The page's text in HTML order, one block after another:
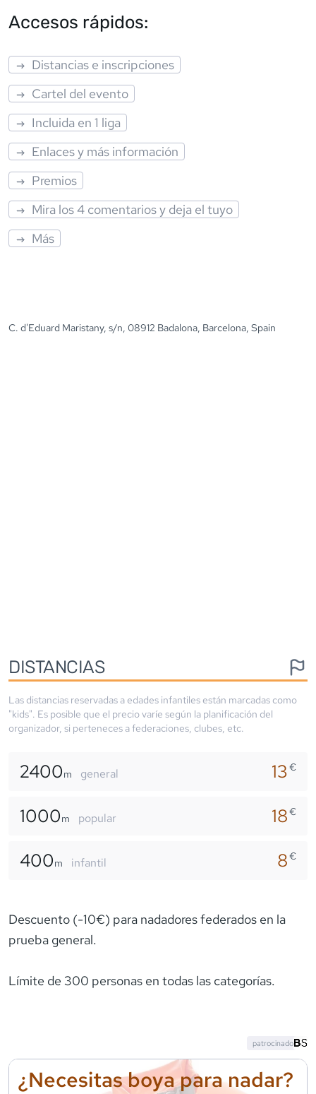
Accesos rápidos:
Distancias e inscripciones
Cartel del evento
Incluida en 1 liga
Enlaces y más información
Premios
Mira los 4 comentarios y deja el tuyo
Más
C. d'Eduard Maristany, s/n, 08912 Badalona, Barcelona, Spain
DISTANCIAS
Las distancias reservadas a edades infantiles están marcadas como
"kids". Es posible que el precio varíe según la planificación del
organizador, si perteneces a federaciones, clubes, etc.
2400m general 13€
1000m popular 18€
400m infantil 8€
Descuento (-10€) para nadadores federados en la
prueba general.
Límite de 300 personas en todas las categorías.
¿Necesitas boya para nadar?
patrocinado